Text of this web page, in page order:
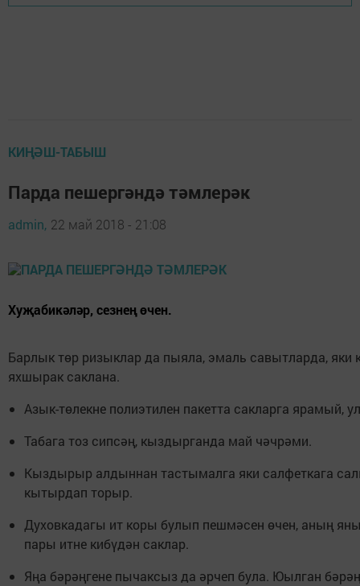
КИҢӘШ-ТАБЫШ
Парда пешергәндә тәмлерәк
admin, 22 май 2018 - 21:08
Хуҗабикәләр, сезнең өчен.
Барлык төр ризыклар да пыяла, эмаль савытларда, яки
яхшырак саклана.
Азык-төлекне полиэтилен пакетта сакларга ярамый,
Табага тоз сипсәң, кыздырганда май чәчрәми.
Кыздырыр алдыннан тастымалга яки салфеткага
кытырдап торыр.
Духовкадагы ит коры булып пешмәсен өчен, аның
пары итне кибүдән саклар.
Яңа бәрәңгене пычаксыз да әрчеп була. Юылган